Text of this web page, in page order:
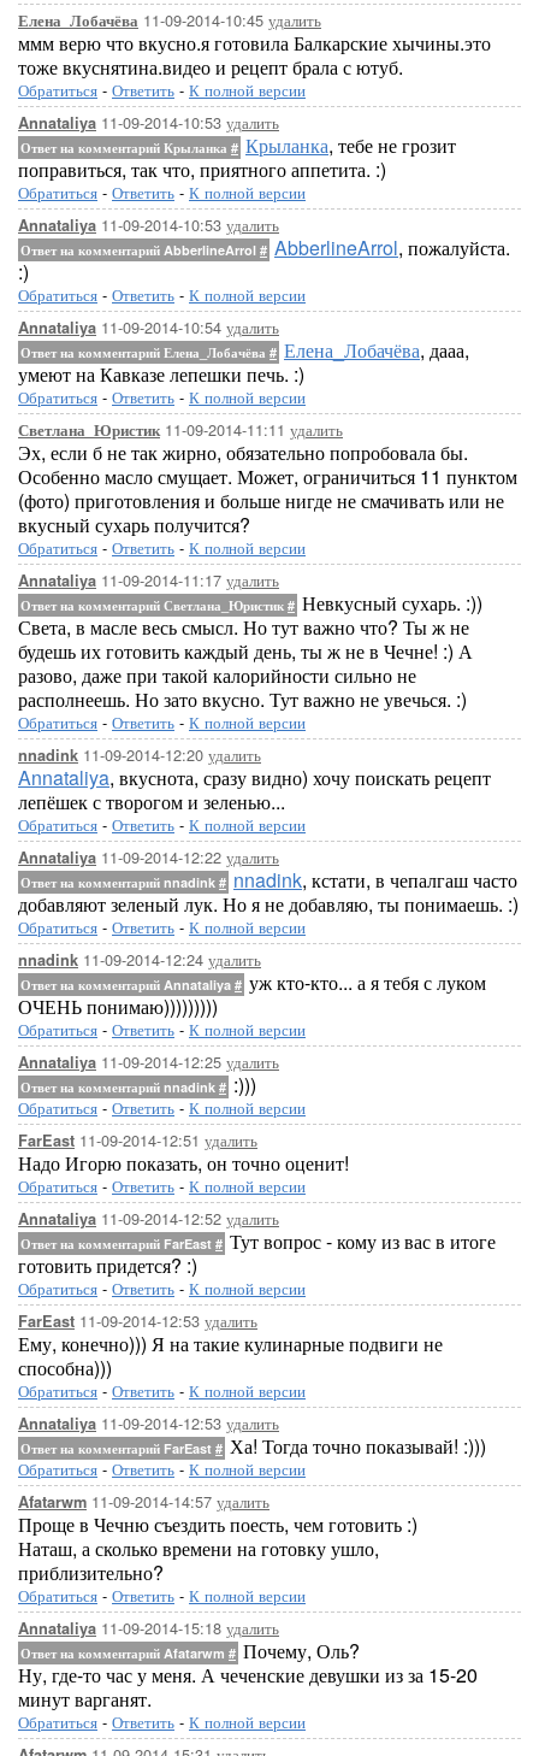
Елена_Лобачёва 11-09-2014-10:45 удалить
ммм верю что вкусно.я готовила Балкарские хычины.это
тоже вкуснятина.видео и рецепт брала с ютуб.
Обратиться - Ответить - К полной версии
Annataliya 11-09-2014-10:53 удалить
Ответ на комментарий Крыланка # Крыланка, тебе не грозит
поправиться, так что, приятного аппетита. :)
Обратиться - Ответить - К полной версии
Annataliya 11-09-2014-10:53 удалить
Ответ на комментарий AbberlineArrol # AbberlineArrol, пожалуйста.
:)
Обратиться - Ответить - К полной версии
Annataliya 11-09-2014-10:54 удалить
Ответ на комментарий Елена_Лобачёва # Елена_Лобачёва, дааа,
умеют на Кавказе лепешки печь. :)
Обратиться - Ответить - К полной версии
Светлана_Юристик11-09-2014-11:11 удалить
Эх, если б не так жирно, обязательно попробовала бы.
Особенно масло смущает. Может, ограничиться 11 пунктом
(фото) приготовления и больше нигде не смачивать или не
вкусный сухарь получится?
Обратиться - Ответить - К полной версии
Annataliya 11-09-2014-11:17 удалить
Ответ на комментарий Светлана_Юристик # Невкусный сухарь. :))
Света, в масле весь смысл. Но тут важно что? Ты ж не
будешь их готовить каждый день, ты ж не в Чечне! :) А
разово, даже при такой калорийности сильно не
располнеешь. Но зато вкусно. Тут важно не увечься. :)
Обратиться - Ответить - К полной версии
nnadink 11-09-2014-12:20 удалить
Annataliya, вкуснота, сразу видно) хочу поискать рецепт
лепёшек с творогом и зеленью...
Обратиться - Ответить - К полной версии
Annataliya 11-09-2014-12:22 удалить
Ответ на комментарий nnadink # nnadink, кстати, в чепалгаш часто
добавляют зеленый лук. Но я не добавляю, ты понимаешь. :)
Обратиться - Ответить - К полной версии
nnadink 11-09-2014-12:24 удалить
Ответ на комментарий Annataliya # уж кто-кто... а я тебя с луком
ОЧЕНЬ понимаю)))))))))
Обратиться - Ответить - К полной версии
Annataliya 11-09-2014-12:25 удалить
Ответ на комментарий nnadink # :)))
Обратиться - Ответить - К полной версии
FarEast 11-09-2014-12:51 удалить
Надо Игорю показать, он точно оценит!
Обратиться - Ответить - К полной версии
Annataliya 11-09-2014-12:52 удалить
Ответ на комментарий FarEast # Тут вопрос - кому из вас в итоге
готовить придется? :)
Обратиться - Ответить - К полной версии
FarEast 11-09-2014-12:53 удалить
Ему, конечно))) Я на такие кулинарные подвиги не
способна)))
Обратиться - Ответить - К полной версии
Annataliya 11-09-2014-12:53 удалить
Ответ на комментарий FarEast # Ха! Тогда точно показывай! :)))
Обратиться - Ответить - К полной версии
Afatarwm 11-09-2014-14:57 удалить
Проще в Чечню съездить поесть, чем готовить :)
Наташ, а сколько времени на готовку ушло,
приблизительно?
Обратиться - Ответить - К полной версии
Annataliya 11-09-2014-15:18 удалить
Ответ на комментарий Afatarwm # Почему, Оль?
Ну, где-то час у меня. А чеченские девушки из за 15-20
минут варганят.
Обратиться - Ответить - К полной версии